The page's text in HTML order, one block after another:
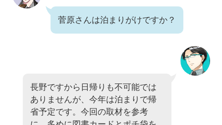
菅原さんは泊まりがけですか？
長野ですから日帰りも不可能では
ありませんが、今年は泊まりで帰
省予定です。今回の取材を参考